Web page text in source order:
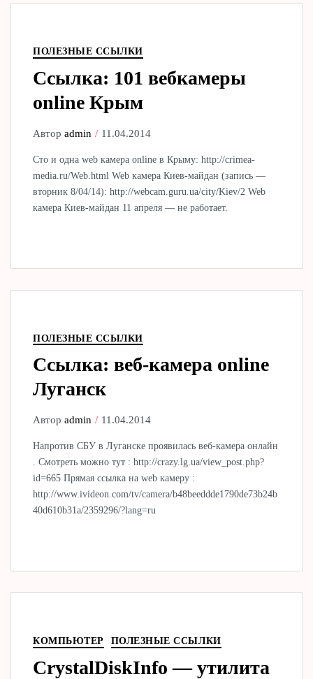
ПОЛЕЗНЫЕ ССЫЛКИ
Ссылка: 101 вебкамеры
online Крым
Авторadmin 11.04.2014
Сто и одна web камера online в Крыму: http://crimea-
media.ru/Web.html Web камера Киев-майдан (запись —
вторник 8/04/14): http://webcam.guru.ua/city/Kiev/2 Web
камера Киев-майдан 11 апреля — не работает.
ПОЛЕЗНЫЕ ССЫЛКИ
Ссылка: веб-камера online
Луганск
Авторadmin 11.04.2014
Напротив СБУ в Луганске проявилась веб-камера онлайн
. Смотреть можно тут : http://crazy.lg.ua/view_post.php?
id=665 Прямая ссылка на web камеру :
http://www.ivideon.com/tv/camera/b48beeddde1790de73b24b
40d610b31a/2359296/?lang=ru
КОМПЬЮТЕР ПОЛЕЗНЫЕ ССЫЛКИ
CrystalDiskInfo — утилита